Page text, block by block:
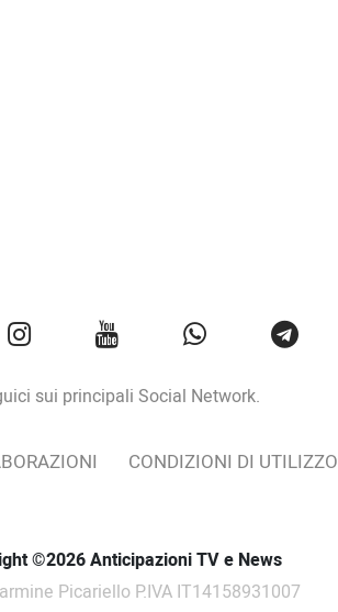
sui principali Social Network.
CONDIZIONI DI UTILIZZO
©2026 Anticipazioni TV e News
Picariello P.IVA IT14158931007